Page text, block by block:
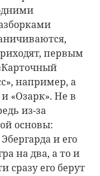
первым
например, а
«Озарк». Не в
из-за
основы:
и его
на два, а то и
сразу его берут